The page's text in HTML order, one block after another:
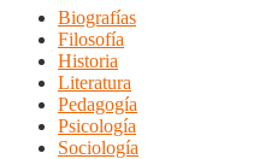
Biografías
Filosofía
Historia
Literatura
Pedagogía
Psicología
Sociología